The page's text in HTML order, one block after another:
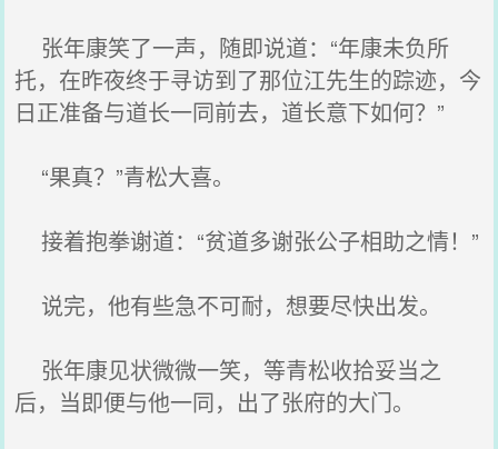
张年康笑了一声，随即说道：“年康未负所
托，在昨夜终于寻访到了那位江先生的踪迹，今
日正准备与道长一同前去，道长意下如何？”
“果真？”青松大喜。
接着抱拳谢道：“贫道多谢张公子相助之情！”
说完，他有些急不可耐，想要尽快出发。
张年康见状微微一笑，等青松收拾妥当之
后，当即便与他一同，出了张府的大门。